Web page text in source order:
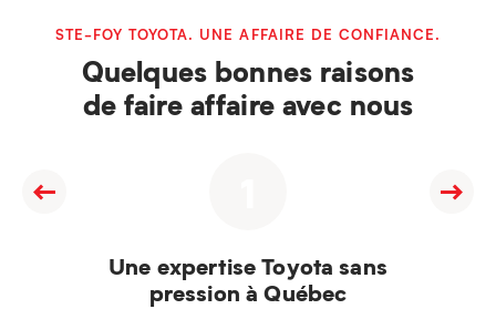
STE-FOY TOYOTA. UNE AFFAIRE DE CONFIANCE.
Quelques bonnes raisons
de faire affaire avec nous
Une expertise Toyota sans
pression à Québec